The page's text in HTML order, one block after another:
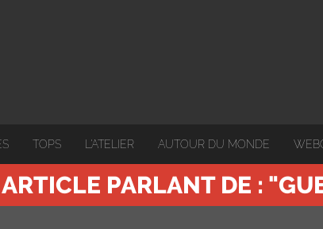
TOPS L'ATELIER AUTOUR DU MONDE
PARLANT DE :